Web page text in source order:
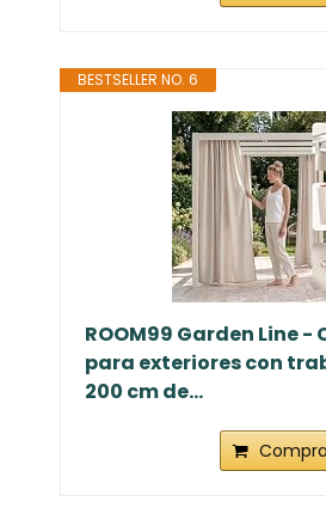
BESTSELLER NO. 6
ROOM99 Garden Line -
para exteriores con
200 cm de...